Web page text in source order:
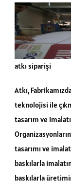
atkı siparişi
Atkı,
teknolojisi ile
tasarım ve
tasarımı ve
baskılarla
baskılarla